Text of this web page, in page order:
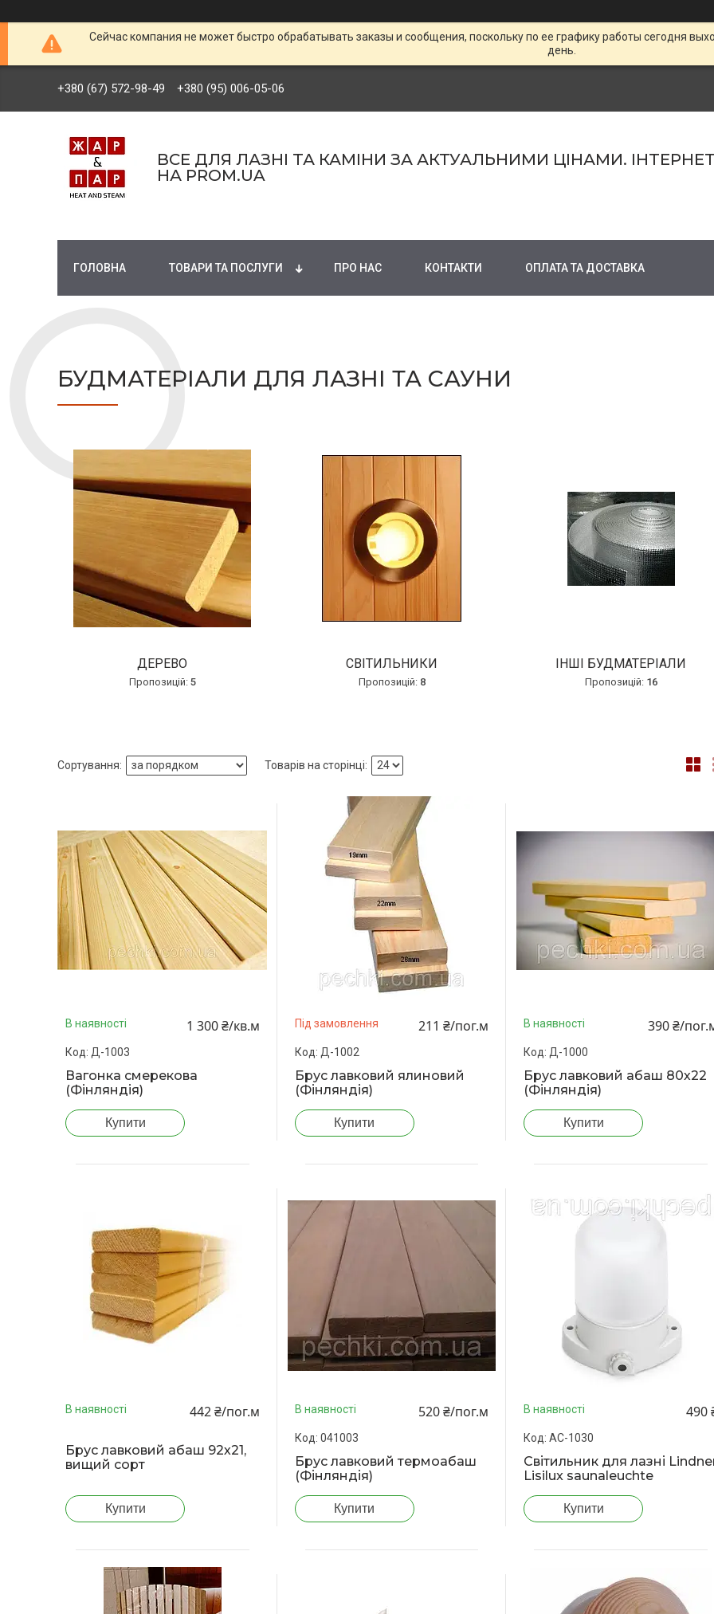
Сейчас компания не может быстро обрабатывать заказы и сообщения, поскольку по ее графику работы сегодня
день.
+380 (67) 572-98-49 +380 (95) 006-05-06
ВСЕ ДЛЯ ЛАЗНІ ТА КАМІНИ ЗА АКТУАЛЬНИМИ ЦІНАМИ.
НА PROM.UA
ГОЛОВНА ТОВАРИ ТА ПОСЛУГИ ПРО НАС КОНТАКТИ ОПЛАТА ТА ДОСТАВКА
БУДМАТЕРІАЛИ ДЛЯ ЛАЗНІ ТА САУНИ
ДЕРЕВО
5
СВІТИЛЬНИКИ
8
ІНШІ БУДМАТЕРІАЛИ
16
В наявності 1 300 ₴/кв.м
Д-1003
Вагонка смерекова
(Фінляндія)
Купити
Під замовлення 211 ₴/пог.м
Д-1002
Брус лавковий ялиновий
(Фінляндія)
Купити
В наявності 390 ₴/
Д-1000
Брус лавковий абаш 80х22
(Фінляндія)
Купити
В наявності 442 ₴/пог.м
Брус лавковий абаш 92х21,
вищий сорт
Купити
В наявності 520 ₴/пог.м
041003
Брус лавковий термоабаш
(Фінляндія)
Купити
В наявності 490
АС-1030
Світильник для лазні
Lisilux saunaleuchte
Купити